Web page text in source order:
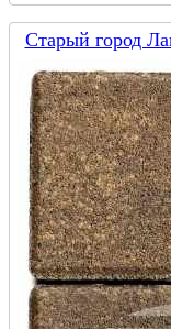
Старый город